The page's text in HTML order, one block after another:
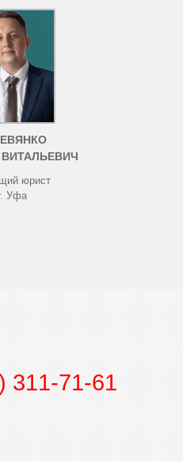
юрист
Уфа
311-71-61